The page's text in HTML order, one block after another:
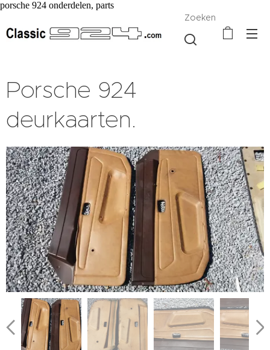
porsche 924 onderdelen, parts
Zoeken
Porsche 924
deurkaarten.